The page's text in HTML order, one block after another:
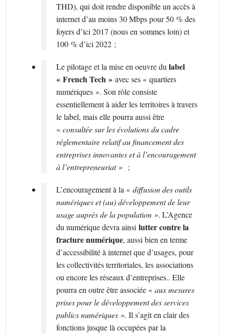
THD), qui doit rendre disponible un accès à
internet d’au moins 30 Mbps pour 50 % des
foyers d’ici 2017 (nous en sommes loin) et
100 % d’ici 2022 ;
Le pilotage et la mise en oeuvre dulabel
« French Tech »avec ses « quartiers
numériques ». Son rôle consiste
essentiellement à aider les territoires à travers
le label, mais elle pourra aussi être
«consultée sur les évolutions du cadre
réglementaire relatif au financement des
entreprises innovantes et à l’encouragement
à l’entrepreneuriat » ;
L’encouragement à la «diffusion des outils
numériques et (au) développement de leur
usage auprès de la population ». L’Agence
du numérique devra ainsilutter contre la
fracture numérique, aussi bien en terme
d’accessibilité à internet que d’usages, pour
les collectivités territoriales, les associations
ou encore les réseaux d’entreprises.. Elle
pourra en outre être associée «aux mesures
prises pour le développement des services
publics numériques ». Il s’agit en clair des
fonctions jusque là occupées par la